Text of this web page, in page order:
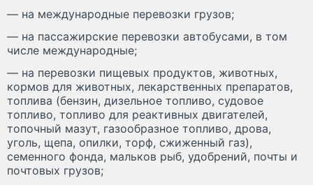
— на международные перевозки грузов;
— на пассажирские перевозки автобусами, в том
числе международные;
— на перевозки пищевых продуктов, животных,
кормов для животных, лекарственных препаратов,
топлива (бензин, дизельное топливо, судовое
топливо, топливо для реактивных двигателей,
топочный мазут, газообразное топливо, дрова,
уголь, щепа, опилки, торф, сжиженный газ),
семенного фонда, мальков рыб, удобрений, почты и
почтовых грузов;